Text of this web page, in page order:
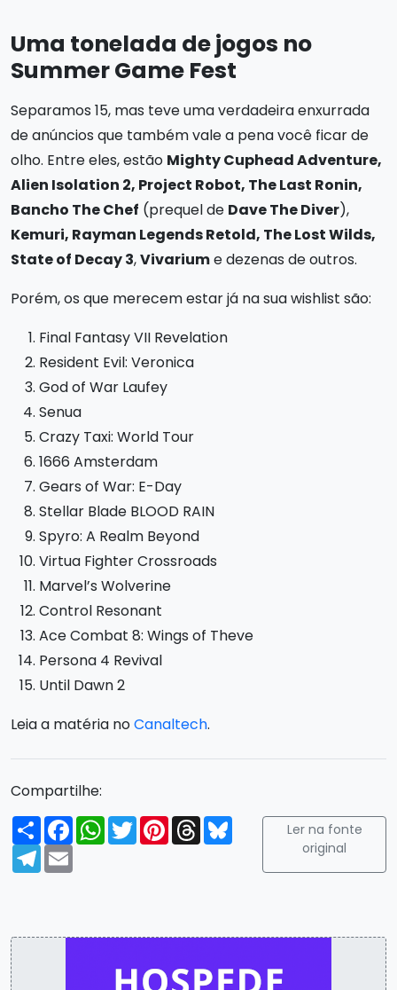
Uma tonelada de jogos no
Summer Game Fest
Separamos 15, mas teve uma verdadeira enxurrada
de anúncios que também vale a pena você ficar de
olho. Entre eles, estão Mighty Cuphead Adventure,
Alien Isolation 2, Project Robot, The Last Ronin,
Bancho The Chef (prequel de Dave The Diver),
Kemuri, Rayman Legends Retold, The Lost Wilds,
State of Decay 3,Vivariume dezenas de outros.
Porém, os que merecem estar já na sua wishlist são:
Final Fantasy VII Revelation
Resident Evil: Veronica
God of War Laufey
Senua
Crazy Taxi: World Tour
1666 Amsterdam
Gears of War: E-Day
Stellar Blade BLOOD RAIN
Spyro: A Realm Beyond
Virtua Fighter Crossroads
Marvel’s Wolverine
Control Resonant
Ace Combat 8: Wings of Theve
Persona 4 Revival
Until Dawn 2
Leia a matéria noCanaltech.
Compartilhe:
Compartilhar
FacebookWhatsApp
TwitterPinterest
ThreadsBluesky
Telegram
Email
Ler na fonte
original